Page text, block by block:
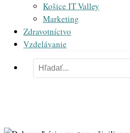
Košice IT Valley
Marketing
Zdravotníctvo
Vzdelávanie